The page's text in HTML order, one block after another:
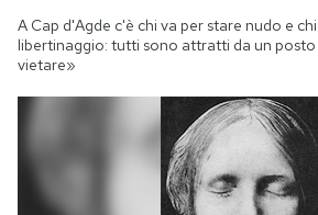
A Cap d'Agde c'è chi va per stare nudo e
libertinaggio: tutti sono attratti da un
vietare»